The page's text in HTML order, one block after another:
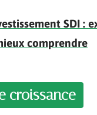
SDI :
comprendre
croissance